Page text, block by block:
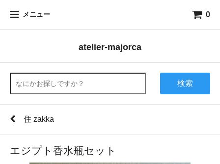
メニュー 0
atelier-majorca
検索
住 zakka
エジプト香水瓶セット